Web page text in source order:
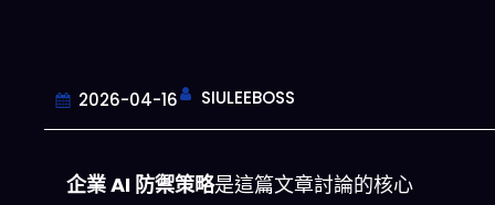
2026-04-16 SIULEEBOSS
企業 AI 防禦策略是這篇文章討論的核心